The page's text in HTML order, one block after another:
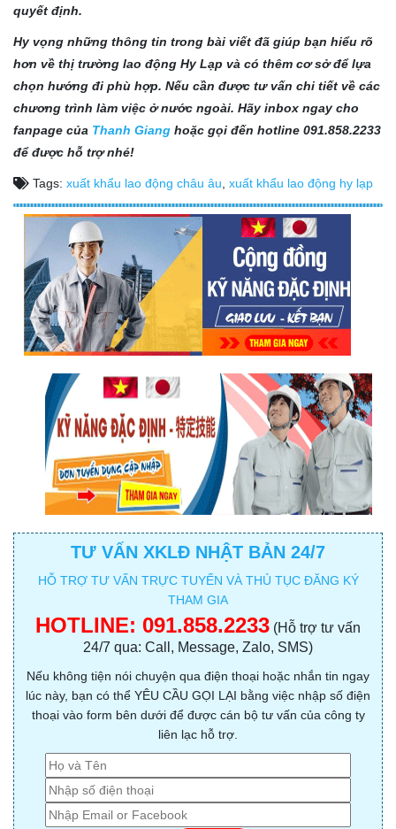
quyết định.
Hy vọng những thông tin trong bài viết đã giúp bạn hiểu rõ
hơn về thị trường lao động Hy Lạp và có thêm cơ sở để lựa
chọn hướng đi phù hợp. Nếu cần được tư vấn chi tiết về các
chương trình làm việc ở nước ngoài. Hãy inbox ngay cho
fanpage của Thanh Giang hoặc gọi đến hotline 091.858.2233
để được hỗ trợ nhé!
Tags: xuất khẩu lao động châu âu xuất khẩu lao động hy lạp
TƯ VẤN XKLĐ NHẬT BẢN 24/7
HỖ TRỢ TƯ VẤN TRỰC TUYẾN VÀ THỦ TỤC ĐĂNG KÝ
THAM GIA
HOTLINE: 091.858.2233 (Hỗ trợ tư vấn
24/7 qua: Call, Message, Zalo, SMS)
Nếu không tiện nói chuyện qua điện thoại hoặc nhắn tin ngay
lúc này, bạn có thể YÊU CẦU GỌI LẠI bằng việc nhập số điện
thoại vào form bên dưới để được cán bộ tư vấn của công ty
liên lạc hỗ trợ.